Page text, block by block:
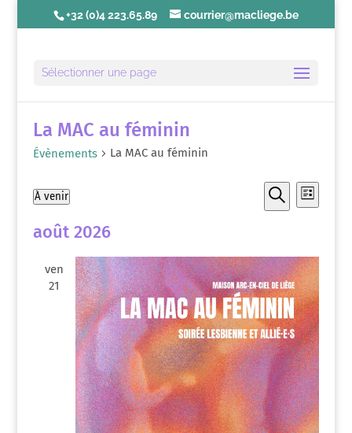
+32 (0)4 223.65.89 courrier@macliege.be
Sélectionner une page
La MAC au féminin
Évènements La MAC au féminin
Évènements
et
de
vues
Recherche
de
Liste
À venir
une
août 2026
ven
21